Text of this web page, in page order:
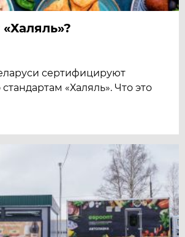
сертифицируют
«Халяль». Что это